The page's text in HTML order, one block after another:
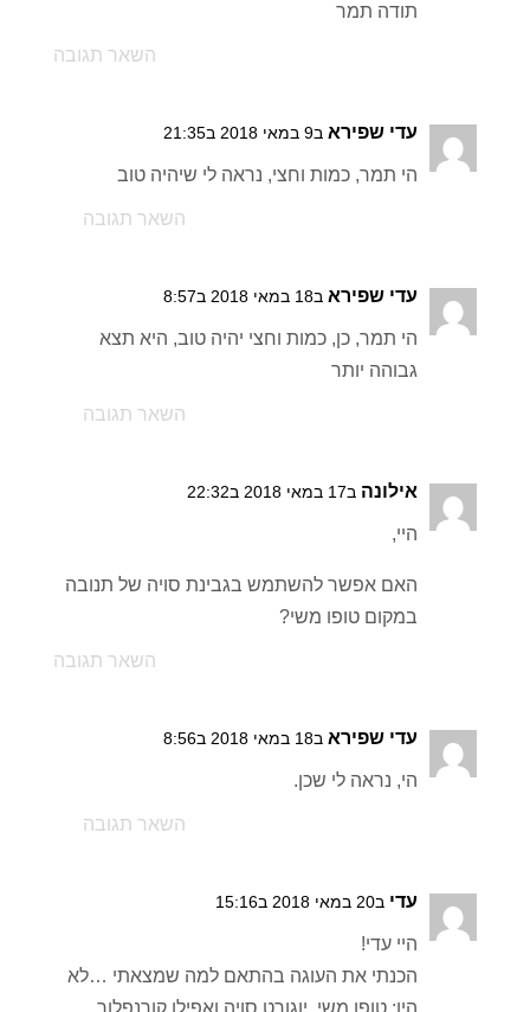
תודה תמר
השאר תגובה
עדי שפירא ב9 במאי 2018 ב21:35
הי תמר, כמות וחצי, נראה לי שיהיה טוב
השאר תגובה
עדי שפירא ב18 במאי 2018 ב8:57
הי תמר, כן, כמות וחצי יהיה טוב, היא תצא
גבוהה יותר
השאר תגובה
אילונה ב17 במאי 2018 ב22:32
היי,
האם אפשר להשתמש בגבינת סויה של תנובה
במקום טופו משי?
השאר תגובה
עדי שפירא ב18 במאי 2018 ב8:56
הי, נראה לי שכן.
השאר תגובה
עדי ב20 במאי 2018 ב15:16
היי עדי!
הכנתי את העוגה בהתאם למה שמצאתי …לא